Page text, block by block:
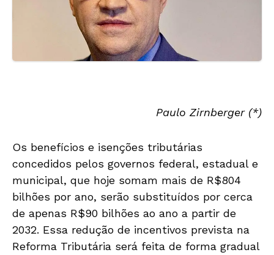
Paulo Zirnberger (*)
Os benefícios e isenções tributárias
concedidos pelos governos federal, estadual e
municipal, que hoje somam mais de R$804
bilhões por ano, serão substituídos por cerca
de apenas R$90 bilhões ao ano a partir de
2032. Essa redução de incentivos prevista na
Reforma Tributária será feita de forma gradual